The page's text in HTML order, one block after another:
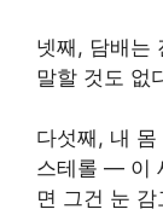
넷째, 담배는
말할 것도 없
다섯째, 내
스테롤 — 이
면 그건 눈